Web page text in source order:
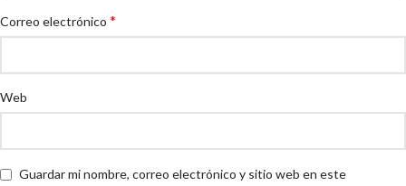
Correo electrónico *
Web
Guardar mi nombre, correo electrónico y sitio web en este